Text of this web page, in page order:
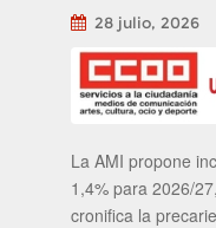
28 julio, 2026
La AMI propone
1,4% para 2026/
cronifica la